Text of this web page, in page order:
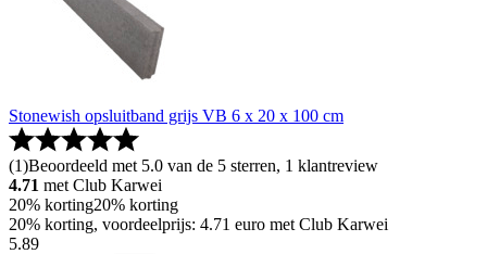
Stonewish opsluitband grijs VB 6 x 20 x 100 cm
(1)Beoordeeld met 5.0 van de 5 sterren, 1 klantreview
4.71 met Club Karwei
20% korting20% korting
20% korting, voordeelprijs: 4.71 euro met Club Karwei
5.89